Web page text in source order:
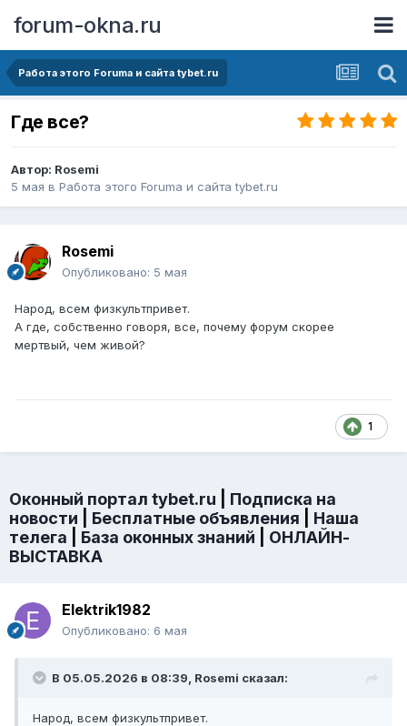
forum-okna.ru
Работа этого Forumа и сайта tybet.ru
Где все?
Автор: Rosemi
5 мая в Работа этого Forumа и сайта tybet.ru
Rosemi
Опубликовано: 5 мая
Народ, всем физкультпривет.
А где, собственно говоря, все, почему форум скорее
мертвый, чем живой?
1
Оконный портал tybet.ru
Подписка на
новости
Бесплатные объявления
Наша
телега
База оконных знаний
ОНЛАЙН-
ВЫСТАВКА
Elektrik1982
Опубликовано: 6 мая
В 05.05.2026 в 08:39, Rosemi сказал:
Народ, всем физкультпривет.